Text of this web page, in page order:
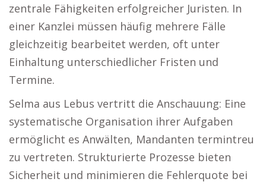
zentrale Fähigkeiten erfolgreicher Juristen. In
einer Kanzlei müssen häufig mehrere Fälle
gleichzeitig bearbeitet werden, oft unter
Einhaltung unterschiedlicher Fristen und
Termine.
Selma aus Lebus vertritt die Anschauung: Eine
systematische Organisation ihrer Aufgaben
ermöglicht es Anwälten, Mandanten termintreu
zu vertreten. Strukturierte Prozesse bieten
Sicherheit und minimieren die Fehlerquote bei